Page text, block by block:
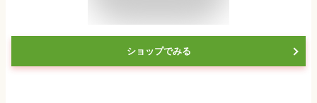
ショップでみる